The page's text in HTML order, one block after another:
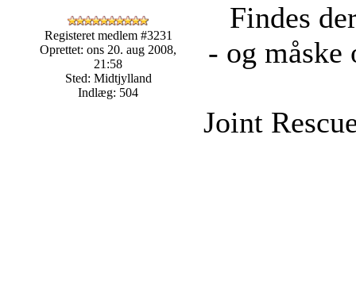
Registeret medlem #3231
Oprettet: ons 20. aug 2008,
21:58
Sted: Midtjylland
Indlæg: 504
Findes
- og måske
Joint